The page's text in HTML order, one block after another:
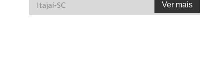
Itajaí-SC Ver mais